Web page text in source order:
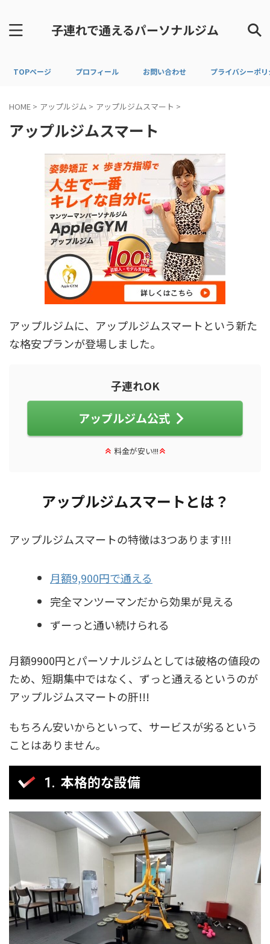
子連れで通えるパーソナルジム
TOPページ プロフィール お問い合わせ プライバシーポ
HOME > アップルジム > アップルジムスマート >
アップルジムスマート
アップルジムに、アップルジムスマートという新た
な格安プランが登場しました。
子連れOK
アップルジム公式
料金が安い!!!
アップルジムスマートとは？
アップルジムスマートの特徴は3つあります!!!
月額9,900円で通える
完全マンツーマンだから効果が見える
ずーっと通い続けられる
月額9900円とパーソナルジムとしては破格の値段の
ため、短期集中ではなく、ずっと通えるというのが
アップルジムスマートの肝!!!
もちろん安いからといって、サービスが劣るという
ことはありません。
本格的な設備